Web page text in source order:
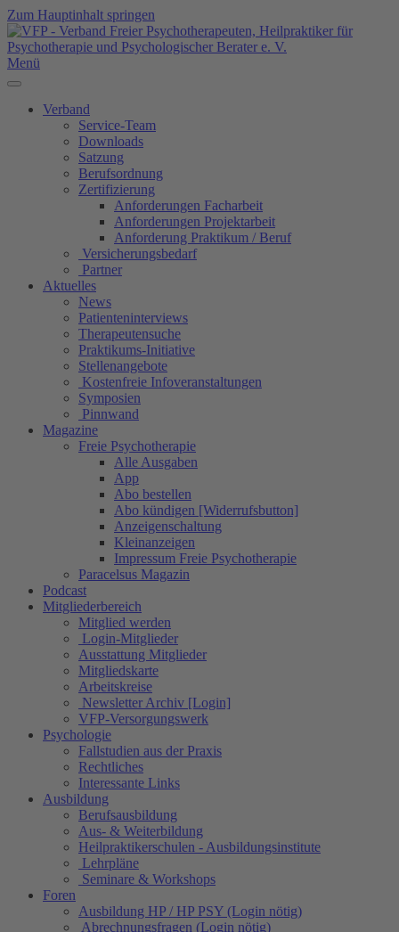
Zum Hauptinhalt springen
Menü
Verband
Service-Team
Downloads
Satzung
Berufsordnung
Zertifizierung
Anforderungen Facharbeit
Anforderungen Projektarbeit
Anforderung Praktikum / Beruf
Versicherungsbedarf
Partner
Aktuelles
News
Patienteninterviews
Therapeutensuche
Praktikums-Initiative
Stellenangebote
Kostenfreie Infoveranstaltungen
Symposien
Pinnwand
Magazine
Freie Psychotherapie
Alle Ausgaben
App
Abo bestellen
Abo kündigen [Widerrufsbutton]
Anzeigenschaltung
Kleinanzeigen
Impressum Freie Psychotherapie
Paracelsus Magazin
Podcast
Mitgliederbereich
Mitglied werden
Login-Mitglieder
Ausstattung Mitglieder
Mitgliedskarte
Arbeitskreise
Newsletter Archiv [Login]
VFP-Versorgungswerk
Psychologie
Fallstudien aus der Praxis
Rechtliches
Interessante Links
Ausbildung
Berufsausbildung
Aus- & Weiterbildung
Heilpraktikerschulen - Ausbildungsinstitute
Lehrpläne
Seminare & Workshops
Foren
Ausbildung HP / HP PSY (Login nötig)
Abrechnungsfragen (Login nötig)